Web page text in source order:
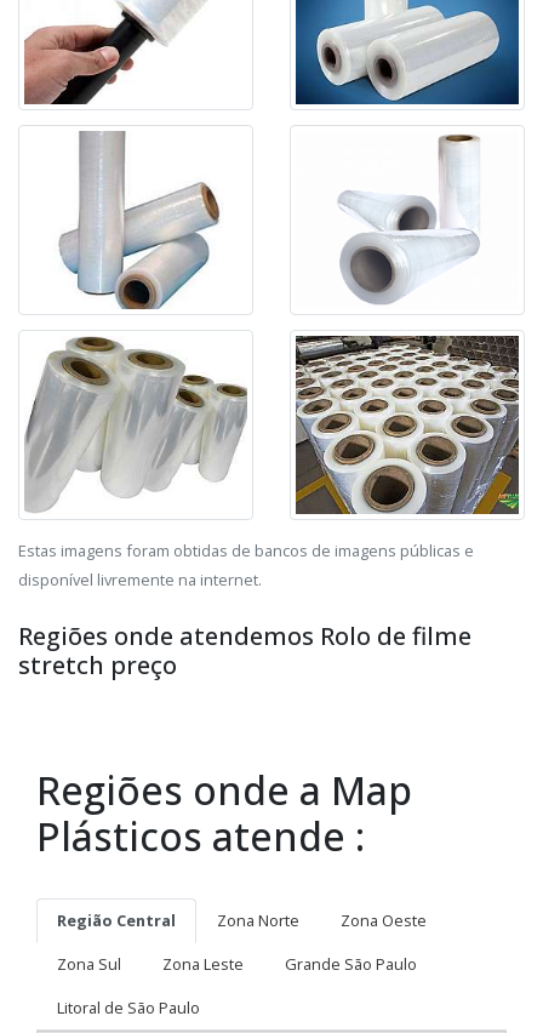
Estas imagens foram obtidas de bancos de imagens públicas e
disponível livremente na internet.
Regiões onde atendemos Rolo de filme
stretch preço
Regiões onde a Map
Plásticos atende :
Região Central Zona Norte
Zona Oeste
Zona Sul
Zona Leste
Grande São Paulo
Litoral de São Paulo